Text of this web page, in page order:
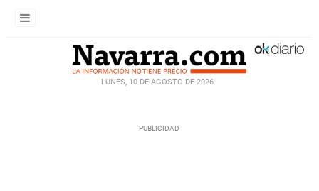
LUNES, 10 DE AGOSTO DE 2026